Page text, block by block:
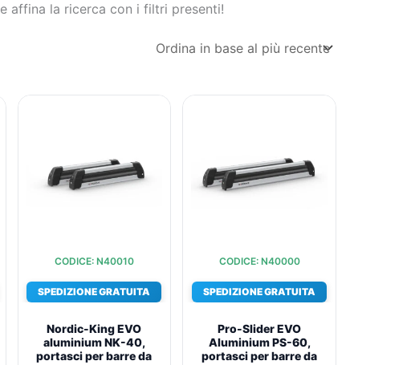
e affina la ricerca con i filtri presenti!
CODICE: N40010
SPEDIZIONE GRATUITA
Nordic-King EVO
aluminium NK-40,
portasci per barre da
€110,41.
CODICE: N40000
SPEDIZIONE GRATUITA
Pro-Slider EVO
Aluminium PS-60,
portasci per barre da
€159,21.€112,31.